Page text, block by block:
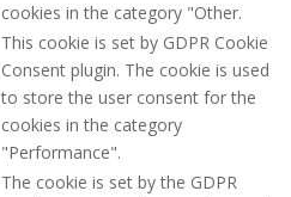
cookies in the category "Other.
This cookie is set by GDPR Cookie
Consent plugin. The cookie is used
to store the user consent for the
cookies in the category
"Performance".
The cookie is set by the GDPR